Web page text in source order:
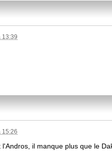
13:39
15:26
l'Andros, il manque plus que le